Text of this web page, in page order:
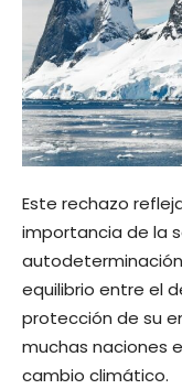
Este rechazo
importancia de la
equilibrio entre el
protección de su
muchas naciones
cambio climático.